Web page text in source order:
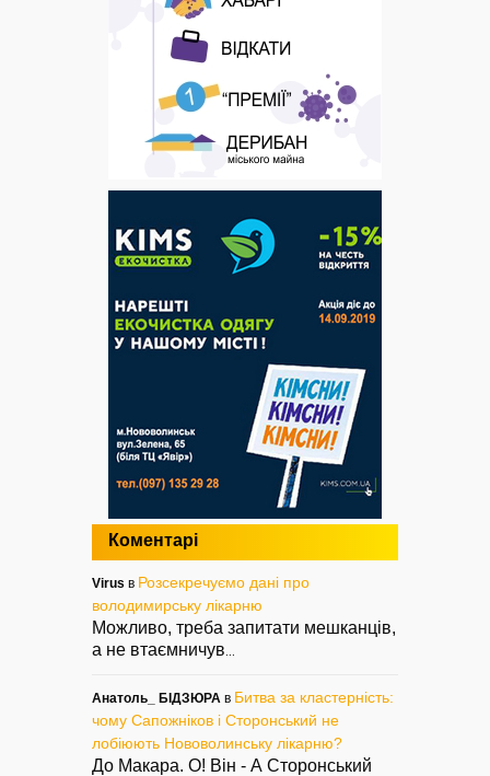
Коментарі
Virus в Розсекречуємо дані про
володимирську лікарню
Можливо, треба запитати мешканців,
а не втаємничув
Анатоль_ БІДЗЮРА в Битва за кластерність:
чому Сапожніков і Сторонський не
лобіюють Нововолинську лікарню?
До Макара. О! Він - А Сторонський